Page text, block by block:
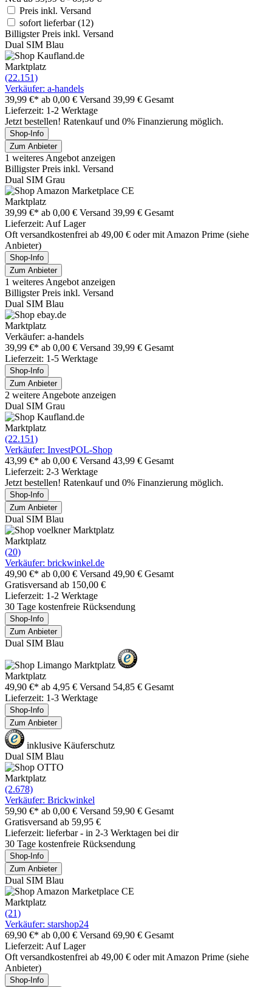
Preis inkl. Versand
sofort lieferbar(12)
Billigster Preis inkl. Versand
Dual SIM Blau
Marktplatz
(22.151)
Verkäufer: a-handels
39,99 €* ab 0,00 € Versand 39,99 € Gesamt
Lieferzeit: 1-2 Werktage
Jetzt bestellen! Ratenkauf und 0% Finanzierung möglich.
Shop-Info
Zum Anbieter
1 weiteres Angebot anzeigen
Billigster Preis inkl. Versand
Dual SIM Grau
Marktplatz
39,99 €* ab 0,00 € Versand 39,99 € Gesamt
Lieferzeit: Auf Lager
Oft versandkostenfrei ab 49,00 € oder mit Amazon Prime (siehe
Anbieter)
Shop-Info
Zum Anbieter
1 weiteres Angebot anzeigen
Billigster Preis inkl. Versand
Dual SIM Blau
Marktplatz
Verkäufer: a-handels
39,99 €* ab 0,00 € Versand 39,99 € Gesamt
Lieferzeit: 1-5 Werktage
Shop-Info
Zum Anbieter
2 weitere Angebote anzeigen
Dual SIM Grau
Marktplatz
(22.151)
Verkäufer: InvestPOL-Shop
43,99 €* ab 0,00 € Versand 43,99 € Gesamt
Lieferzeit: 2-3 Werktage
Jetzt bestellen! Ratenkauf und 0% Finanzierung möglich.
Shop-Info
Zum Anbieter
Dual SIM Blau
Marktplatz
(20)
Verkäufer: brickwinkel.de
49,90 €* ab 0,00 € Versand 49,90 € Gesamt
Gratisversand ab 150,00 €
Lieferzeit: 1-2 Werktage
30 Tage kostenfreie Rücksendung
Shop-Info
Zum Anbieter
Dual SIM Blau
Marktplatz
49,90 €* ab 4,95 € Versand 54,85 € Gesamt
Lieferzeit: 1-3 Werktage
Shop-Info
Zum Anbieter
inklusive Käuferschutz
Dual SIM Blau
Marktplatz
(2.678)
Verkäufer: Brickwinkel
59,90 €* ab 0,00 € Versand 59,90 € Gesamt
Gratisversand ab 59,95 €
Lieferzeit: lieferbar - in 2-3 Werktagen bei dir
30 Tage kostenfreie Rücksendung
Shop-Info
Zum Anbieter
Dual SIM Blau
Marktplatz
(21)
Verkäufer: starshop24
69,90 €* ab 0,00 € Versand 69,90 € Gesamt
Lieferzeit: Auf Lager
Oft versandkostenfrei ab 49,00 € oder mit Amazon Prime (siehe
Anbieter)
Shop-Info